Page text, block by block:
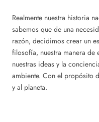
Realmente nuestra historia
sabemos que de una
razón, decidimos crear un
filosofía, nuestra manera de
nuestras ideas y la
ambiente. Con el propósito
y al planeta.